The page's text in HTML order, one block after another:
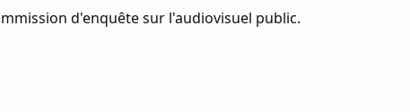
d'enquête sur l'audiovisuel public.